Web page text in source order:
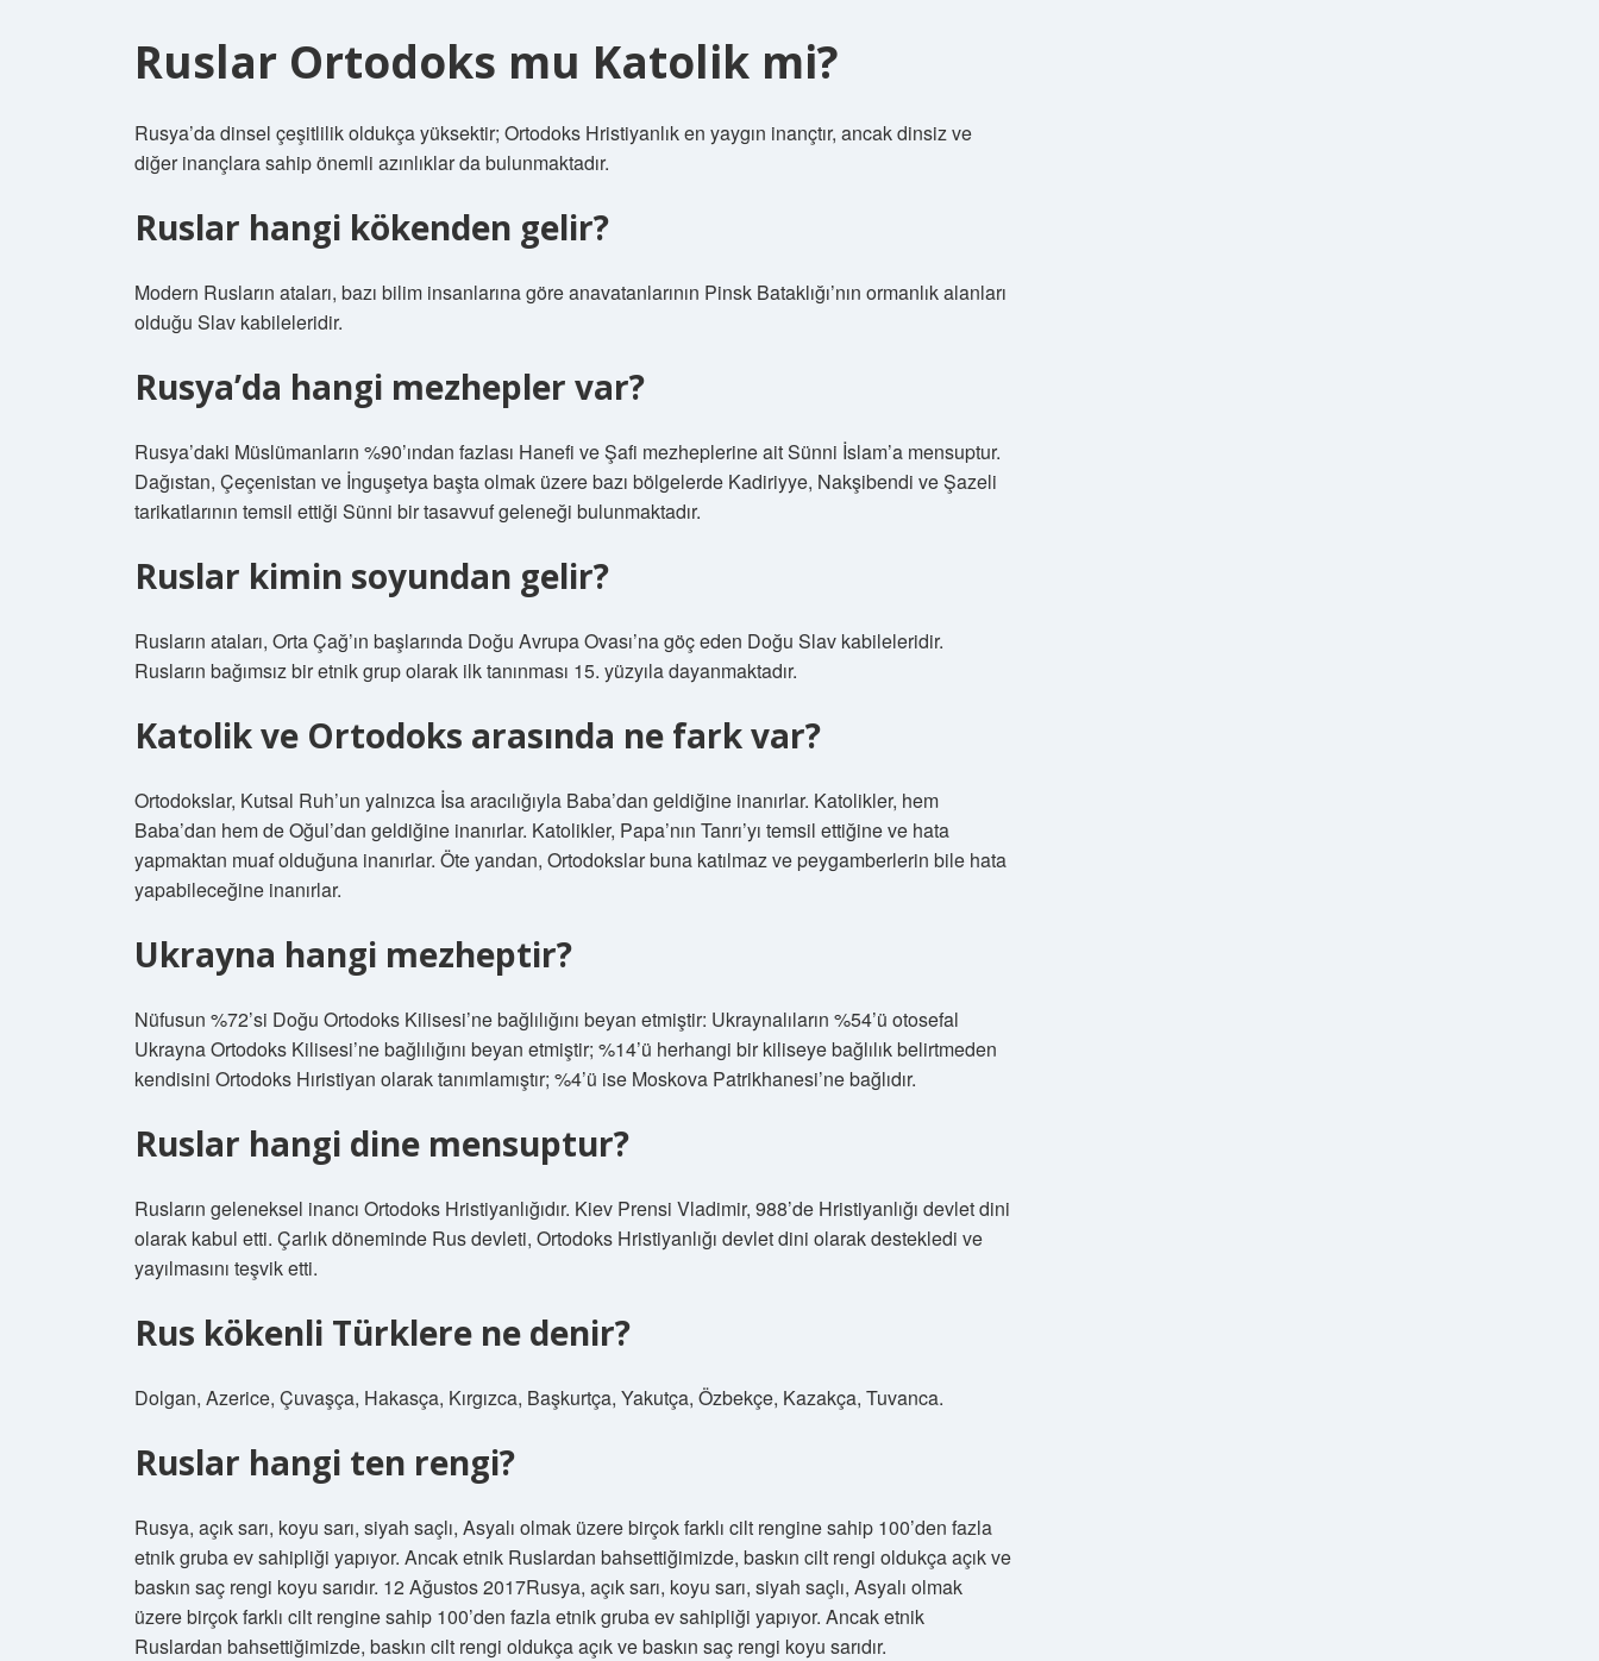
Ruslar Ortodoks mu Katolik mi?
Rusya’da dinsel çeşitlilik oldukça yüksektir; Ortodoks Hristiyanlık en yaygın inançtır, ancak dinsiz ve
diğer inançlara sahip önemli azınlıklar da bulunmaktadır.
Ruslar hangi kökenden gelir?
Modern Rusların ataları, bazı bilim insanlarına göre anavatanlarının Pinsk Bataklığı’nın ormanlık alanları
olduğu Slav kabileleridir.
Rusya’da hangi mezhepler var?
Rusya’daki Müslümanların %90’ından fazlası Hanefi ve Şafi mezheplerine ait Sünni İslam’a mensuptur.
Dağıstan, Çeçenistan ve İnguşetya başta olmak üzere bazı bölgelerde Kadiriyye, Nakşibendi ve Şazeli
tarikatlarının temsil ettiği Sünni bir tasavvuf geleneği bulunmaktadır.
Ruslar kimin soyundan gelir?
Rusların ataları, Orta Çağ’ın başlarında Doğu Avrupa Ovası’na göç eden Doğu Slav kabileleridir.
Rusların bağımsız bir etnik grup olarak ilk tanınması 15. yüzyıla dayanmaktadır.
Katolik ve Ortodoks arasında ne fark var?
Ortodokslar, Kutsal Ruh’un yalnızca İsa aracılığıyla Baba’dan geldiğine inanırlar. Katolikler, hem
Baba’dan hem de Oğul’dan geldiğine inanırlar. Katolikler, Papa’nın Tanrı’yı ​​temsil ettiğine ve hata
yapmaktan muaf olduğuna inanırlar. Öte yandan, Ortodokslar buna katılmaz ve peygamberlerin bile hata
yapabileceğine inanırlar.
Ukrayna hangi mezheptir?
Nüfusun %72’si Doğu Ortodoks Kilisesi’ne bağlılığını beyan etmiştir: Ukraynalıların %54’ü otosefal
Ukrayna Ortodoks Kilisesi’ne bağlılığını beyan etmiştir; %14’ü herhangi bir kiliseye bağlılık belirtmeden
kendisini Ortodoks Hıristiyan olarak tanımlamıştır; %4’ü ise Moskova Patrikhanesi’ne bağlıdır.
Ruslar hangi dine mensuptur?
Rusların geleneksel inancı Ortodoks Hristiyanlığıdır. Kiev Prensi Vladimir, 988’de Hristiyanlığı devlet dini
olarak kabul etti. Çarlık döneminde Rus devleti, Ortodoks Hristiyanlığı devlet dini olarak destekledi ve
yayılmasını teşvik etti.
Rus kökenli Türklere ne denir?
Dolgan, Azerice, Çuvaşça, Hakasça, Kırgızca, Başkurtça, Yakutça, Özbekçe, Kazakça, Tuvanca.
Ruslar hangi ten rengi?
Rusya, açık sarı, koyu sarı, siyah saçlı, Asyalı olmak üzere birçok farklı cilt rengine sahip 100’den fazla
etnik gruba ev sahipliği yapıyor. Ancak etnik Ruslardan bahsettiğimizde, baskın cilt rengi oldukça açık ve
baskın saç rengi koyu sarıdır. 12 Ağustos 2017Rusya, açık sarı, koyu sarı, siyah saçlı, Asyalı olmak
üzere birçok farklı cilt rengine sahip 100’den fazla etnik gruba ev sahipliği yapıyor. Ancak etnik
Ruslardan bahsettiğimizde, baskın cilt rengi oldukça açık ve baskın saç rengi koyu sarıdır.